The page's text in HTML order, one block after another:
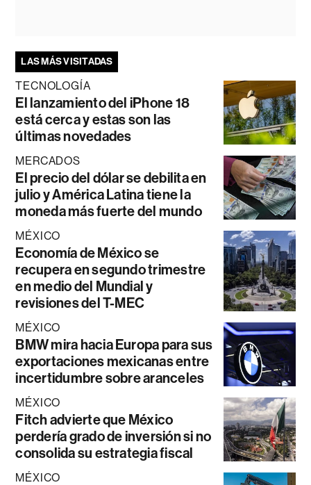
LAS MÁS VISITADAS
TECNOLOGÍA
El lanzamiento del iPhone 18
está cerca y estas son las
últimas novedades
MERCADOS
El precio del dólar se debilita en
julio y América Latina tiene la
moneda más fuerte del mundo
MÉXICO
Economía de México se
recupera en segundo trimestre
en medio del Mundial y
revisiones del T-MEC
MÉXICO
BMW mira hacia Europa para sus
exportaciones mexicanas entre
incertidumbre sobre aranceles
MÉXICO
Fitch advierte que México
perdería grado de inversión si no
consolida su estrategia fiscal
MÉXICO